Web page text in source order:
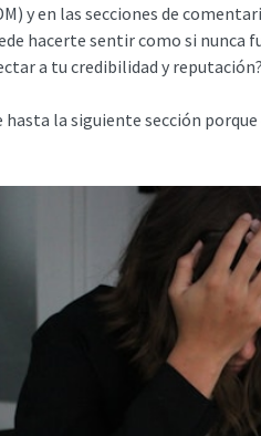
y en las secciones de
hacerte sentir como si nunca
a tu credibilidad y reputación?
hasta la siguiente sección